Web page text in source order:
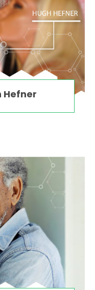
Hefner